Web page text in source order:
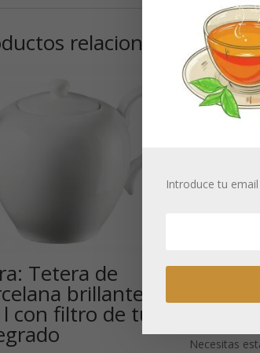
relacionados
Tetera de
brillante
con filtro de tul
Tetera
Necesitas
Introduce tu email